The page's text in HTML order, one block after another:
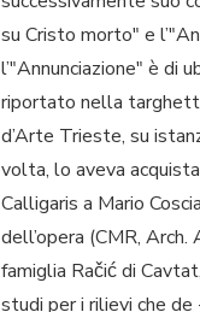
su Cristo morto" e
l’"Annunciazione" è di
riportato nella
d’Arte Trieste, su
volta, lo aveva
Calligaris a Mario
dell’opera (CMR,
famiglia Račić di
studi per i rilievi che